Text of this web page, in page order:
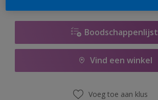
Boodschappenlijst
Vind een winkel
Voeg toe aan klus